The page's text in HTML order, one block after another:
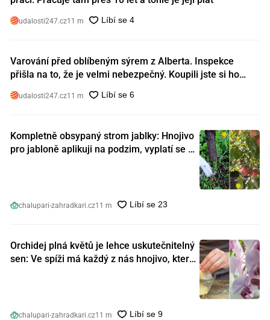
udalosti247.cz11 m
Varování před oblíbeným sýrem z Alberta. Inspekce
přišla na to, že je velmi nebezpečný. Koupili jste si ho
udalosti247.cz11 m
Kompletně obsypaný strom jablky: Hnojivo
pro jabloně aplikuji na podzim, vyplatí se s
chalupari-zahradkari.cz11 m
Orchidej plná květů je lehce uskutečnitelný
sen: Ve spíži má každý z nás hnojivo, které
chalupari-zahradkari.cz11 m